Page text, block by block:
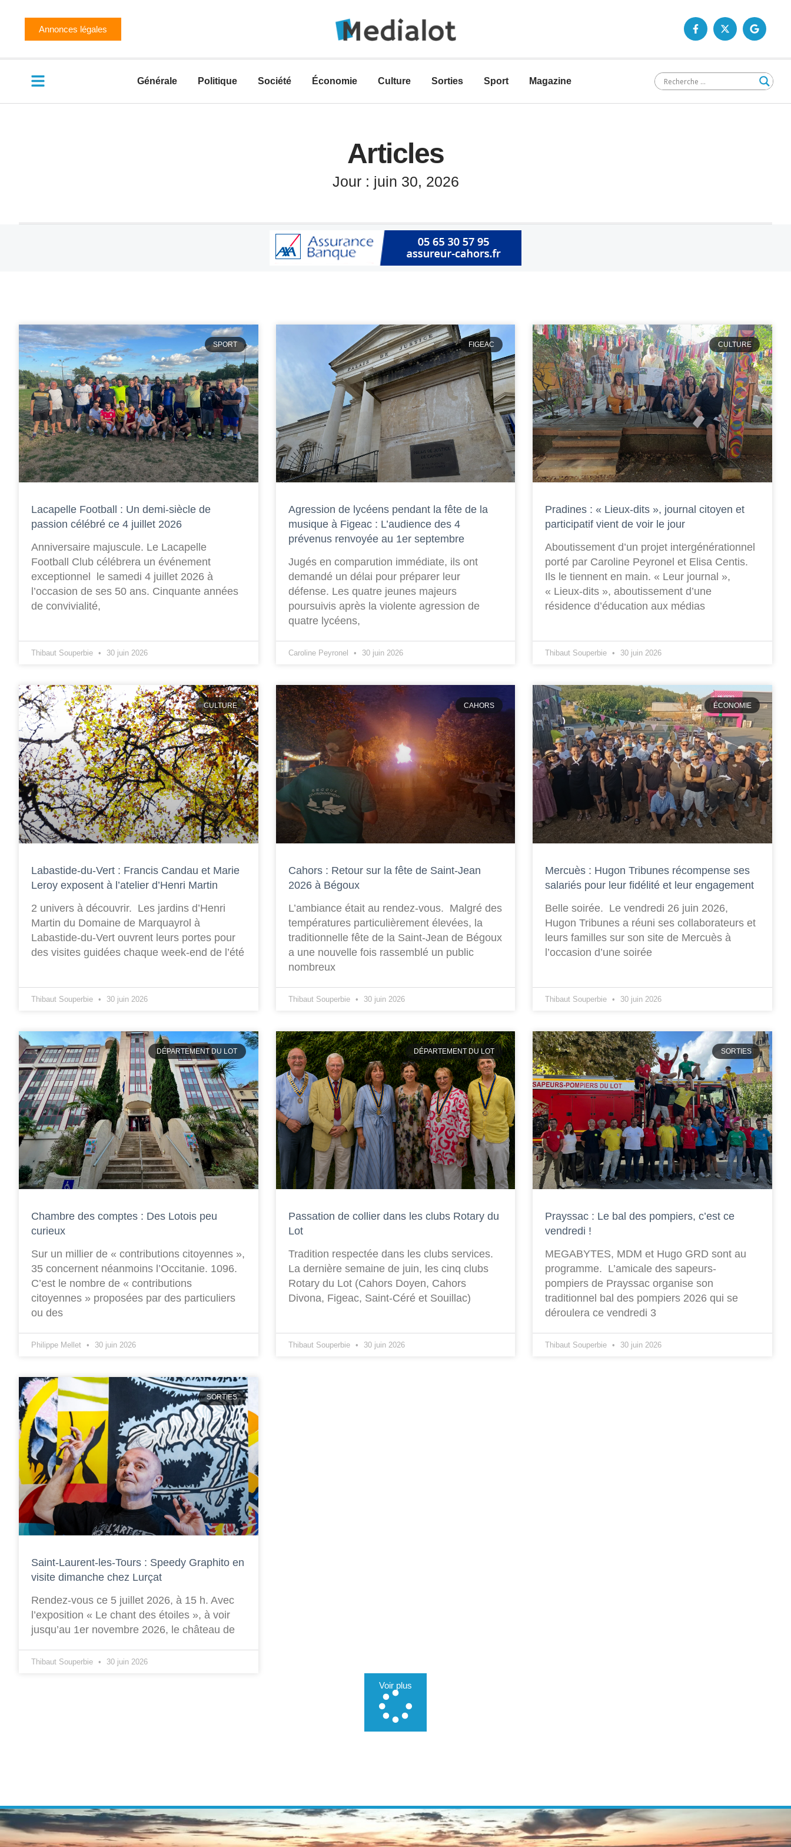
Annonces légales
Générale Politique Société Économie Culture Sorties Sport Magazine
Articles
Jour : juin 30, 2026
SPORT
Lacapelle Football : Un demi-siècle de
passion célébré ce 4 juillet 2026
Anniversaire majuscule. Le Lacapelle
Football Club célébrera un événement
exceptionnel le samedi 4 juillet 2026 à
l’occasion de ses 50 ans. Cinquante années
de convivialité,
Thibaut Souperbie 30 juin 2026
FIGEAC
Agression de lycéens pendant la fête de la
musique à Figeac : L’audience des 4
prévenus renvoyée au 1er septembre
Jugés en comparution immédiate, ils ont
demandé un délai pour préparer leur
défense. Les quatre jeunes majeurs
poursuivis après la violente agression de
quatre lycéens,
Caroline Peyronel 30 juin 2026
CULTURE
Pradines : « Lieux-dits », journal citoyen et
participatif vient de voir le jour
Aboutissement d’un projet intergénérationnel
porté par Caroline Peyronel et Elisa Centis.
Ils le tiennent en main. « Leur journal »,
« Lieux-dits », aboutissement d’une
résidence d’éducation aux médias
Thibaut Souperbie 30 juin 2026
CULTURE
Labastide-du-Vert : Francis Candau et Marie
Leroy exposent à l’atelier d’Henri Martin
2 univers à découvrir. Les jardins d’Henri
Martin du Domaine de Marquayrol à
Labastide-du-Vert ouvrent leurs portes pour
des visites guidées chaque week-end de l’été
Thibaut Souperbie 30 juin 2026
CAHORS
Cahors : Retour sur la fête de Saint-Jean
2026 à Bégoux
L’ambiance était au rendez-vous. Malgré des
températures particulièrement élevées, la
traditionnelle fête de la Saint-Jean de Bégoux
a une nouvelle fois rassemblé un public
nombreux
Thibaut Souperbie 30 juin 2026
ÉCONOMIE
Mercuès : Hugon Tribunes récompense ses
salariés pour leur fidélité et leur engagement
Belle soirée. Le vendredi 26 juin 2026,
Hugon Tribunes a réuni ses collaborateurs et
leurs familles sur son site de Mercuès à
l’occasion d’une soirée
Thibaut Souperbie 30 juin 2026
DÉPARTEMENT DU LOT
Chambre des comptes : Des Lotois peu
curieux
Sur un millier de « contributions citoyennes »,
35 concernent néanmoins l’Occitanie. 1096.
C’est le nombre de « contributions
citoyennes » proposées par des particuliers
ou des
Philippe Mellet 30 juin 2026
DÉPARTEMENT DU LOT
Passation de collier dans les clubs Rotary du
Lot
Tradition respectée dans les clubs services.
La dernière semaine de juin, les cinq clubs
Rotary du Lot (Cahors Doyen, Cahors
Divona, Figeac, Saint-Céré et Souillac)
Thibaut Souperbie 30 juin 2026
SORTIES
Prayssac : Le bal des pompiers, c’est ce
vendredi !
MEGABYTES, MDM et Hugo GRD sont au
programme. L’amicale des sapeurs-
pompiers de Prayssac organise son
traditionnel bal des pompiers 2026 qui se
déroulera ce vendredi 3
Thibaut Souperbie 30 juin 2026
SORTIES
Saint-Laurent-les-Tours : Speedy Graphito en
visite dimanche chez Lurçat
Rendez-vous ce 5 juillet 2026, à 15 h. Avec
l’exposition « Le chant des étoiles », à voir
jusqu’au 1er novembre 2026, le château de
Thibaut Souperbie 30 juin 2026
Voir plus